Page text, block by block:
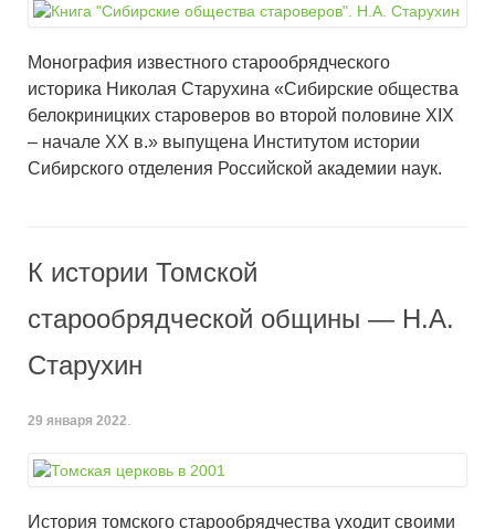
Монография известного старообрядческого
историка Николая Старухина «Сибирские общества
белокриницких староверов во второй половине XIX
– начале XX в.» выпущена Институтом истории
Сибирского отделения Российской академии наук.
К истории Томской
старообрядческой общины — Н.А.
Старухин
29 января 2022.
История томского старообрядчества уходит своими